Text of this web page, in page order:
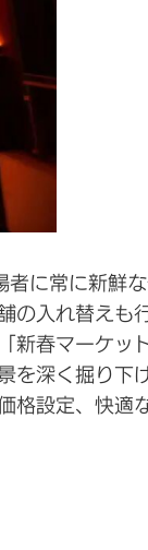
に常に新鮮
の入れ替えも
新春マーケッ
を深く掘り下
格設定、快適